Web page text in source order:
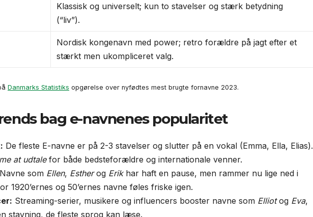
Klassisk og universelt; kun to stavelser og stærk betydning
(“liv”).
Nordisk kongenavn med power; retro forældre på jagt efter et
stærkt men ukompliceret valg.
Danmarks Statistiks opgørelse over nyfødtes mest brugte fornavne 2023.
bag e-navnenes popularitet
De fleste E-navne er på 2-3 stavelser og slutter på en vokal (Emma, Ella, Elias).
at udtalefor både bedsteforældre og internationale venner.
Navne som Ellen, Estherog Erikhar haft en pause, men rammer nu lige ned i
1920’ernes og 50’ernes navne føles friske igen.
Streaming-serier, musikere og influencers booster navne som Elliotog Eva,
stavning, de fleste sprog kan læse.